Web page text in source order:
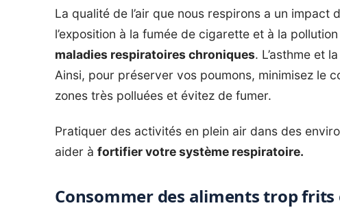
La qualité de l’air que nous respirons a un impact
l’exposition à la fumée de cigarette et à la
maladies respiratoires chroniques. L’asthme et
Ainsi, pour préserver vos poumons, minimisez le
zones très polluées et évitez de fumer.
Pratiquer des activités en plein air dans des
aider à fortifier votre système respiratoire.
Consommer des aliments trop frits